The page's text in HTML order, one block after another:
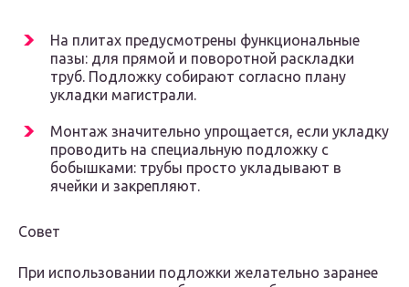
На плитах предусмотрены функциональные
пазы: для прямой и поворотной раскладки
труб. Подложку собирают согласно плану
укладки магистрали.
Монтаж значительно упрощается, если укладку
проводить на специальную подложку с
бобышками: трубы просто укладывают в
ячейки и закрепляют.
Совет
При использовании подложки желательно заранее